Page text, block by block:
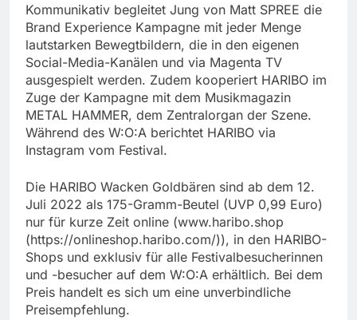
Kommunikativ begleitet Jung von Matt SPREE die
Brand Experience Kampagne mit jeder Menge
lautstarken Bewegtbildern, die in den eigenen
Social-Media-Kanälen und via Magenta TV
ausgespielt werden. Zudem kooperiert HARIBO im
Zuge der Kampagne mit dem Musikmagazin
METAL HAMMER, dem Zentralorgan der Szene.
Während des W:O:A berichtet HARIBO via
Instagram vom Festival.
Die HARIBO Wacken Goldbären sind ab dem 12.
Juli 2022 als 175-Gramm-Beutel (UVP 0,99 Euro)
nur für kurze Zeit online (www.haribo.shop
(https://onlineshop.haribo.com/)), in den HARIBO-
Shops und exklusiv für alle Festivalbesucherinnen
und -besucher auf dem W:O:A erhältlich. Bei dem
Preis handelt es sich um eine unverbindliche
Preisempfehlung.